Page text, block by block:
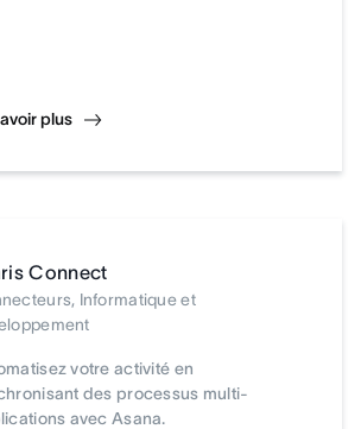
plus
Connect
Informatique et
votre activité en
des processus multi-
avec Asana.